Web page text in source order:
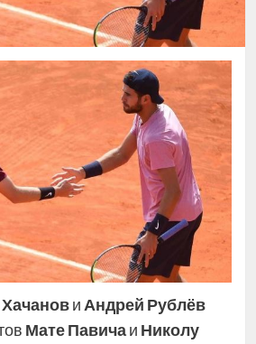
и Андрей Рублёв
Мате Павичаи Николу